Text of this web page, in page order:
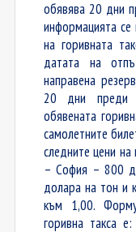
обявява 20 дни
информацията се
на горивната
датата на
направена
20 дни преди
обявената
самолетните
следните цени
– София – 800
долара на тон и
към 1,00.
горивна такса